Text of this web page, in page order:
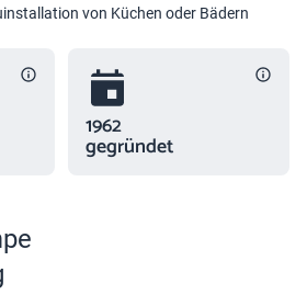
von Küchen oder Bädern
1962
gegründet